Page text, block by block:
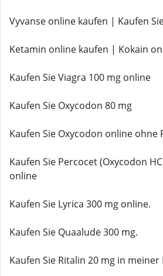
Vyvanse online kaufen | Kaufen
Ketamin online kaufen | Kokain
Kaufen Sie Viagra 100 mg online
Kaufen Sie Oxycodon 80 mg
Kaufen Sie Oxycodon online ohne
Kaufen Sie Percocet (Oxycodon
online
Kaufen Sie Lyrica 300 mg online.
Kaufen Sie Quaalude 300 mg.
Kaufen Sie Ritalin 20 mg in